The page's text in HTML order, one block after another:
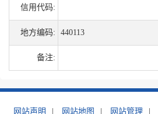
信用代码:
地方编码: 440113
备注:
网站声明 网站地图 网站管理